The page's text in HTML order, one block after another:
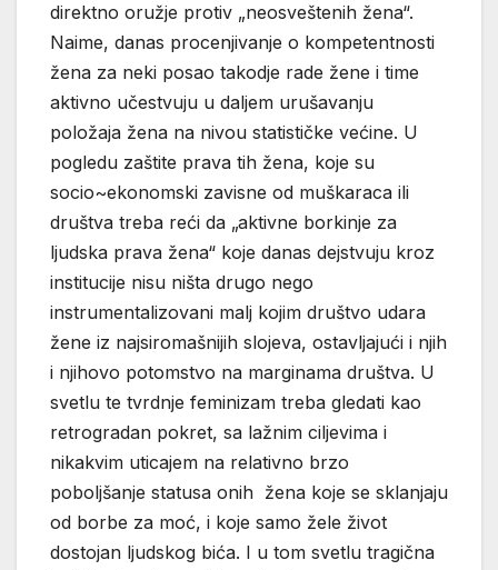
direktno oružje protiv „neosveštenih žena“.
Naime, danas procenjivanje o kompetentnosti
žena za neki posao takodje rade žene i time
aktivno učestvuju u daljem urušavanju
položaja žena na nivou statističke većine. U
pogledu zaštite prava tih žena, koje su
socio~ekonomski zavisne od muškaraca ili
društva treba reći da „aktivne borkinje za
ljudska prava žena“ koje danas dejstvuju kroz
institucije nisu ništa drugo nego
instrumentalizovani malj kojim društvo udara
žene iz najsiromašnijih slojeva, ostavljajući i njih
i njihovo potomstvo na marginama društva. U
svetlu te tvrdnje feminizam treba gledati kao
retrogradan pokret, sa lažnim ciljevima i
nikakvim uticajem na relativno brzo
poboljšanje statusa onih žena koje se sklanjaju
od borbe za moć, i koje samo žele život
dostojan ljudskog bića. I u tom svetlu tragična